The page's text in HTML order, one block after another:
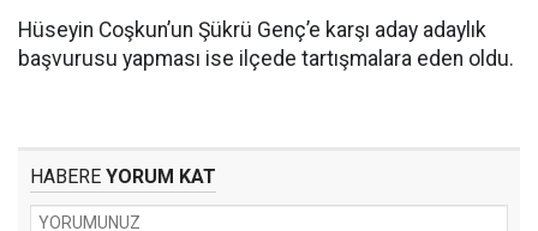
Hüseyin Coşkun’un Şükrü Genç’e karşı aday adaylık
başvurusu yapması ise ilçede tartışmalara eden oldu.
HABERE YORUM KAT